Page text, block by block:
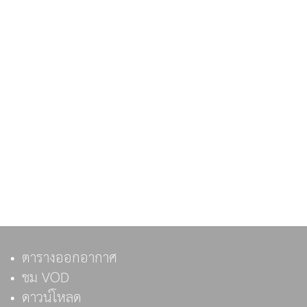
ตารางออกอากาศ
ชม VOD
ดาวน์โหลด